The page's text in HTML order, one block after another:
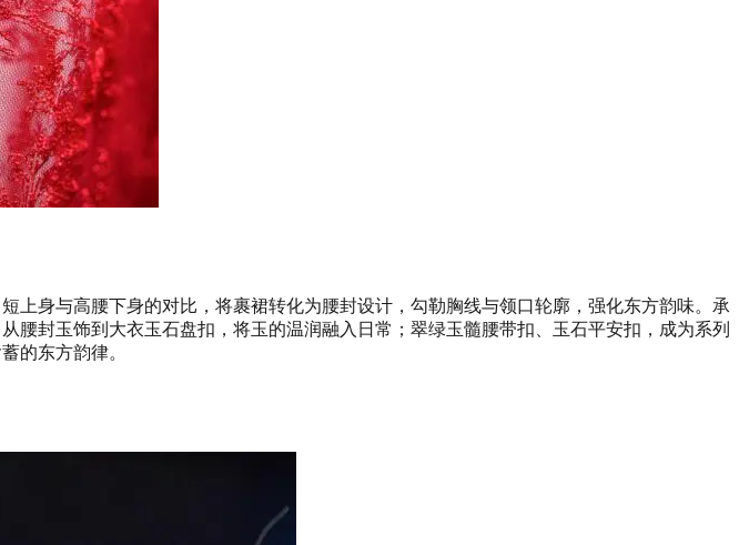
身与高腰下身的对比，将裹裙转化为腰封设计，勾勒胸线与领口轮廓，强化东方韵味。承
封玉饰到大衣玉石盘扣，将玉的温润融入日常；翠绿玉髓腰带扣、玉石平安扣，成为系列
的东方韵律。